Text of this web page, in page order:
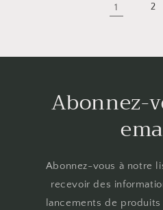
1 2
Abonnez-
Abonnez-vous à notre
recevoir des
lancements de